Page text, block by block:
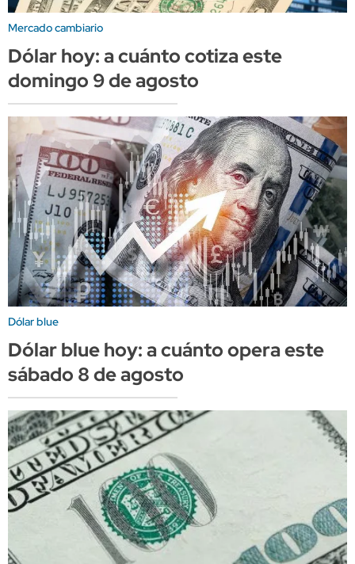
Mercado cambiario
Dólar hoy: a cuánto cotiza este
domingo 9 de agosto
Dólar blue
Dólar blue hoy: a cuánto opera este
sábado 8 de agosto